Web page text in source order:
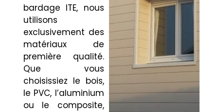
bardage ITE, nous
utilisons
exclusivement des
matériaux de
première qualité.
Que vous
choisissiez le bois,
le PVC, l’aluminium
ou le composite,